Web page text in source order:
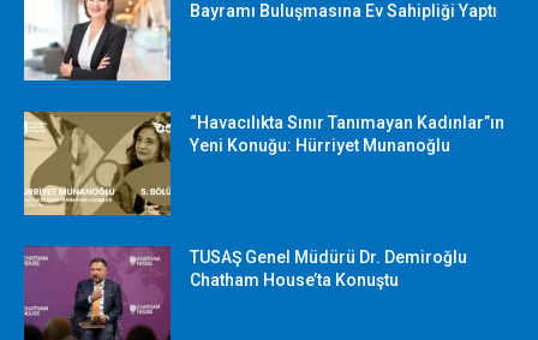
Bayramı Buluşmasına Ev Sahipliği Yaptı
“Havacılıkta Sınır Tanımayan Kadınlar”ın
Yeni Konuğu: Hürriyet Munanoğlu
TUSAŞ Genel Müdürü Dr. Demiroğlu
Chatham House’ta Konuştu